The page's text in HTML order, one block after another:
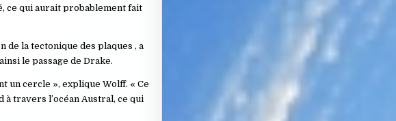
ce qui aurait probablement fait
la tectonique des plaques , a
le passage de Drake.
un cercle », explique Wolff. « Ce
à travers l’océan Austral, ce qui